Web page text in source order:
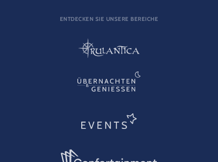
ENTDECKEN SIE UNSERE BEREICHE